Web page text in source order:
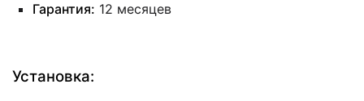
Гарантия: 12 месяцев
Установка: